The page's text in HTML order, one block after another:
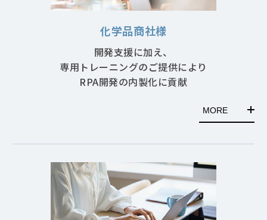
化学品商社様
開発支援に加え、
専用トレーニングのご提供により
RPA開発の内製化に貢献
MORE